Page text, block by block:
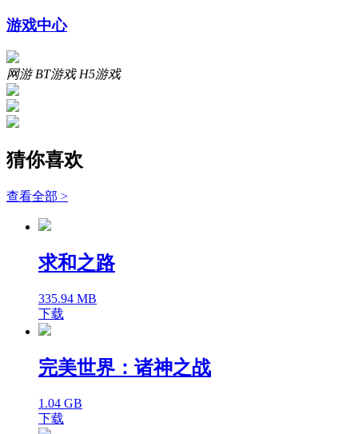
游戏中心
网游 BT游戏 H5游戏
猜你喜欢
查看全部 >
求和之路
335.94 MB
下载
完美世界：诸神之战
1.04 GB
下载